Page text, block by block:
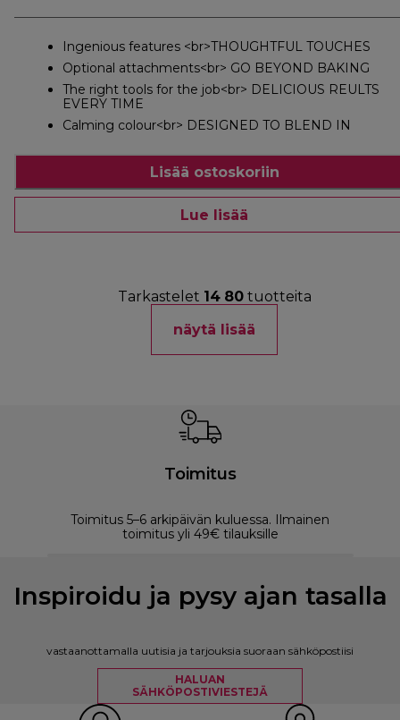
Ingenious features <br>THOUGHTFUL TOUCHES
Optional attachments<br> GO BEYOND BAKING
The right tools for the job<br> DELICIOUS REULTS
EVERY TIME
Calming colour<br> DESIGNED TO BLEND IN
Lisää ostoskoriin
Lue lisää
Tarkastelet 14 80tuotteita
näytä lisää
Toimitus
Toimitus 5–6 arkipäivän kuluessa. Ilmainen
toimitus yli 49€ tilauksille
Inspiroidu ja pysy ajan tasalla
vastaanottamalla uutisia ja tarjouksia suoraan sähköpostiisi
HALUAN
SÄHKÖPOSTIVIESTEJÄ